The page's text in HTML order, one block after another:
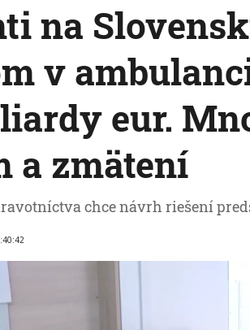
na
v
eur.
a zmätení
chce návrh riešení